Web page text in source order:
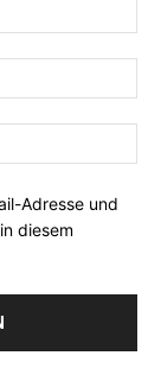
Adresse und
diesem